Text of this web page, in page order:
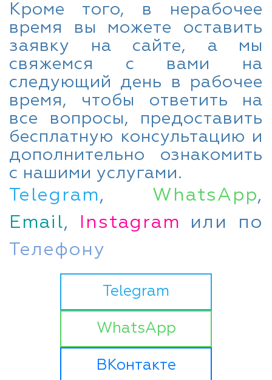
Кроме того, в нерабочее
время вы можете оставить
заявку на сайте, а мы
свяжемся с вами на
следующий день в рабочее
время, чтобы ответить на
все вопросы, предоставить
бесплатную консультацию и
дополнительно ознакомить
с нашими услугами.
Telegram, WhatsApp,
Email, Instagram или по
Телефону
Telegram
WhatsApp
ВКонтакте